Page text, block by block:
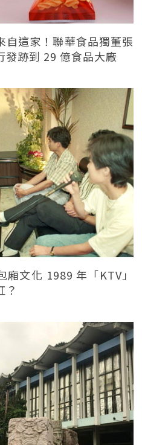
自這家！聯華食品獨董張
發跡到 29 億食品大廠
文化 1989 年「KTV」
？